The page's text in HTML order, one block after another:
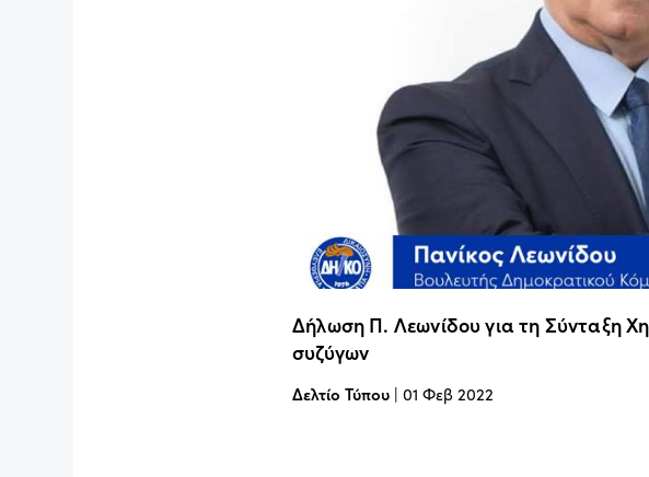
Δήλωση Π. Λεωνίδου για τη Σύνταξη
συζύγων
Δελτίο Τύπου | 01 Φεβ 2022